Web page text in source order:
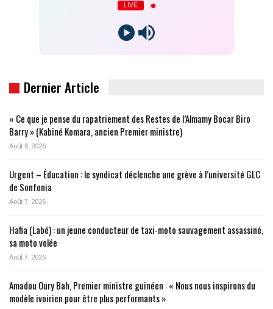
LIVE
Dernier Article
« Ce que je pense du rapatriement des Restes de l’Almamy Bocar Biro
Barry » (Kabiné Komara, ancien Premier ministre)
Août 8, 2026
Urgent – Éducation : le syndicat déclenche une grève à l’université GLC
de Sonfonia
Août 7, 2026
Hafia (Labé) : un jeune conducteur de taxi-moto sauvagement assassiné,
sa moto volée
Août 7, 2026
Amadou Oury Bah, Premier ministre guinéen : « Nous nous inspirons du
modèle ivoirien pour être plus performants »